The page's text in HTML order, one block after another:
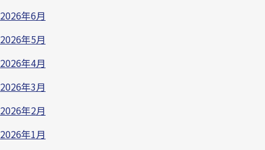
2026年6月
2026年5月
2026年4月
2026年3月
2026年2月
2026年1月